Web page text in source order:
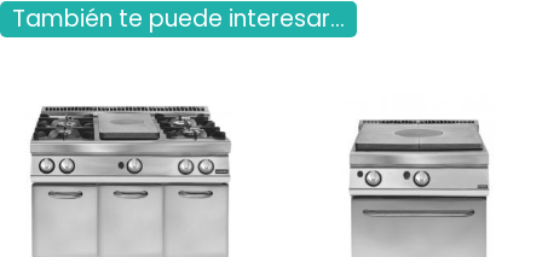
También te puede interesar...